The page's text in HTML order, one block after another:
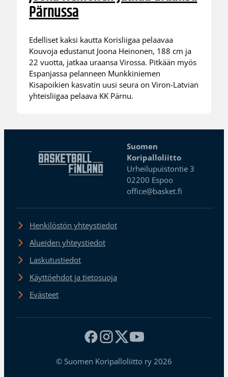
Pärnussa
Edelliset kaksi kautta Korisliigaa pelaavaa
Kouvoja edustanut Joona Heinonen, 188 cm ja
22 vuotta, jatkaa uraansa Virossa. Pitkään myös
Espanjassa pelanneen Munkkiniemen
Kisapoikien kasvatin uusi seura on Viron-Latvian
yhteisliigaa pelaava KK Pärnu.
Suomen
Koripalloliitto
Urheilupuistontie 3
02200 Espoo
office@basket.fi
Henkilöstön yhteystiedot
Alueiden yhteystiedot
Laskutustiedot
Käyttöehdot ja tietosuoja
Evästeet
© Suomen Koripalloliitto ry 2026